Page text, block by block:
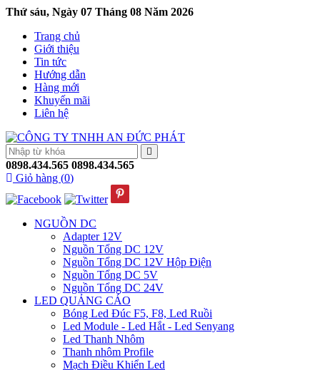
Thứ sáu, Ngày 07 Tháng 08 Năm 2026
Trang chủ
Giới thiệu
Tin tức
Hướng dẫn
Hàng mới
Khuyến mãi
Liên hệ
0898.434.565 0898.434.565
Giỏ hàng (0)
NGUỒN DC
Adapter 12V
Nguồn Tổng DC 12V
Nguồn Tổng DC 12V Hộp Điện
Nguồn Tổng DC 5V
Nguồn Tổng DC 24V
LED QUẢNG CÁO
Bóng Led Đúc F5, F8, Led Ruồi
Led Module - Led Hắt - Led Senyang
Led Thanh Nhôm
Thanh nhôm Profile
Mạch Điều Khiển Led